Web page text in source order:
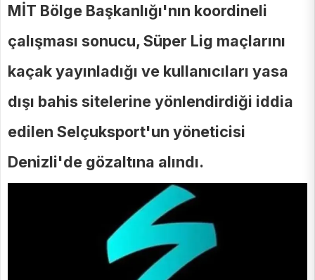
MİT Bölge Başkanlığı'nın koordineli
çalışması sonucu, Süper Lig maçlarını
kaçak yayınladığı ve kullanıcıları yasa
dışı bahis sitelerine yönlendirdiği iddia
edilen Selçuksport'un yöneticisi
Denizli'de gözaltına alındı.